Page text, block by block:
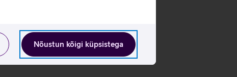
Nõustun kõigi küpsistega